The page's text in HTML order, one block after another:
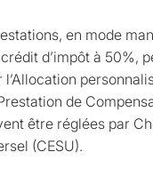
en mode
d’impôt à 50%,
de
être réglées par
(CESU).